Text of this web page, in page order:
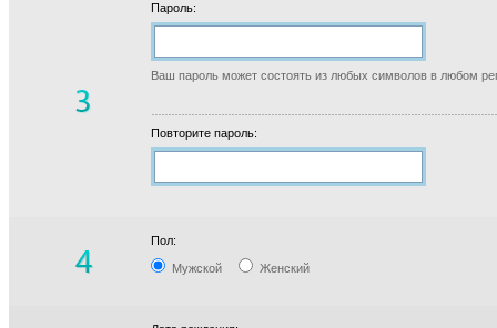
Пароль:
Ваш пароль может состоять из любых символов в любом
Повторите пароль:
Пол:
Мужской Женский